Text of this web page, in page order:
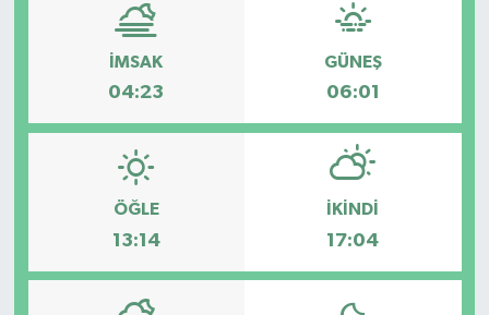
İMSAK
04:23
GÜNEŞ
06:01
ÖĞLE
13:14
İKINDI
17:04
Resmi İlanlar
Sinemalar
Spor